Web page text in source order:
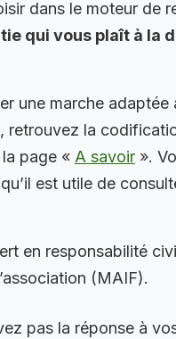
dans le moteur de
qui vous plaît à la
une marche adaptée
retrouvez la
page « A savoir ».
est utile de
en responsabilité
(MAIF).
pas la réponse à